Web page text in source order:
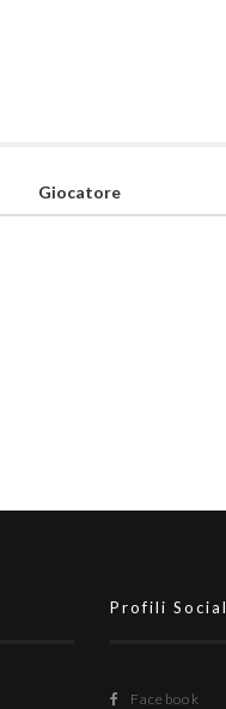
Giocatore
Profili Social
Facebook